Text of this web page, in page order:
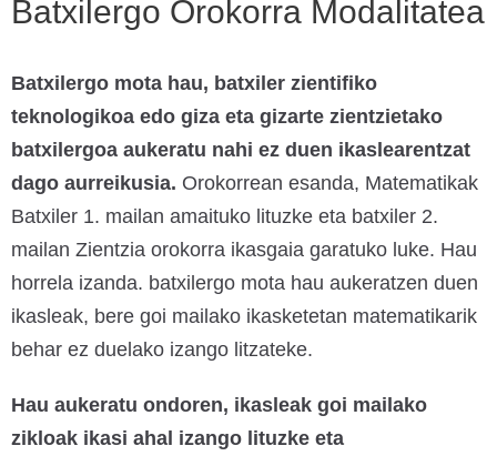
Batxilergo Orokorra Modalitatea
Batxilergo mota hau, batxiler zientifiko
teknologikoa edo giza eta gizarte zientzietako
batxilergoa aukeratu nahi ez duen ikaslearentzat
dago aurreikusia. Orokorrean esanda, Matematikak
Batxiler 1. mailan amaituko lituzke eta batxiler 2.
mailan Zientzia orokorra ikasgaia garatuko luke. Hau
horrela izanda. batxilergo mota hau aukeratzen duen
ikasleak, bere goi mailako ikasketetan matematikarik
behar ez duelako izango litzateke.
Hau aukeratu ondoren, ikasleak goi mailako
zikloak ikasi ahal izango lituzke eta